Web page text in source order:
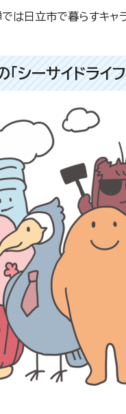
日立市で暮らすキャ
シーサイドライ